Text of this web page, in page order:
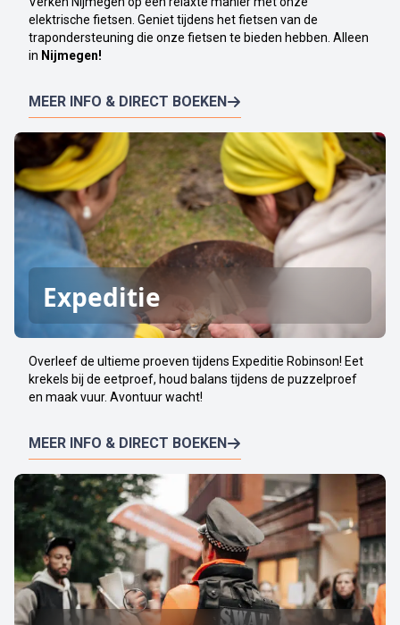
elektrische fietsen. Geniet tijdens het fietsen van de
trapondersteuning die onze fietsen te bieden hebben. Alleen
in Nijmegen!
MEER INFO & DIRECT BOEKEN
Expeditie
Overleef de ultieme proeven tijdens Expeditie Robinson! Eet
krekels bij de eetproef, houd balans tijdens de puzzelproef
en maak vuur. Avontuur wacht!
MEER INFO & DIRECT BOEKEN